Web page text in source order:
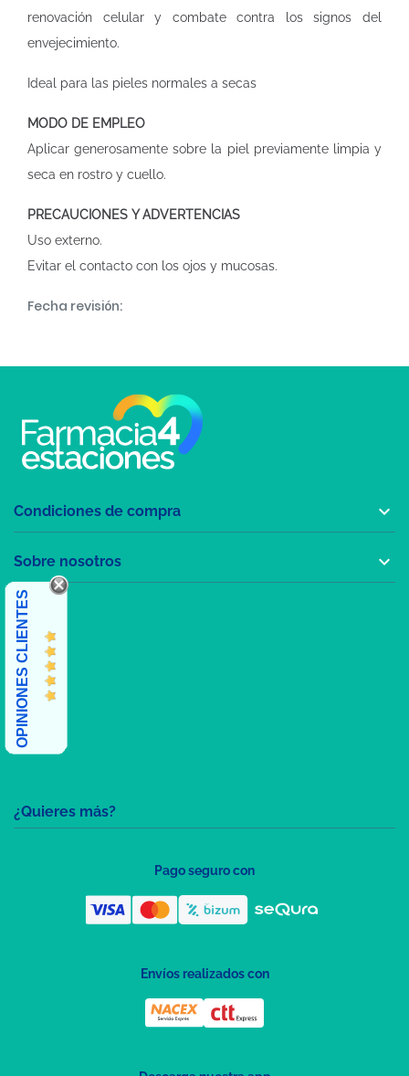
renovación celular y combate contra los signos del
envejecimiento.
Ideal para las pieles normales a secas
MODO DE EMPLEO
Aplicar generosamente sobre la piel previamente limpia y
seca en rostro y cuello.
PRECAUCIONES Y ADVERTENCIAS
Uso externo.
Evitar el contacto con los ojos y mucosas.
Fecha revisión:
¿Quieres más?
Condiciones de compra 
Sobre nosotros 
OPINIONES CLIENTES
Pago seguro con
Envíos realizados con